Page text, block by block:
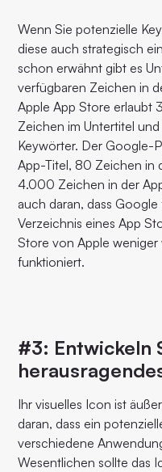
Wenn Sie potenzielle
diese auch strategisch
schon erwähnt gibt es
verfügbaren Zeichen in
Apple App Store erlaubt
Zeichen im Untertitel
Keywörter. Der Google-
App-Titel, 80 Zeichen in
4.000 Zeichen in der
auch daran, dass
Verzeichnis eines App
Store von Apple
funktioniert.
#3: Entwickeln
Ihr visuelles Icon ist
daran, dass ein
verschiedene
Wesentlichen sollte das